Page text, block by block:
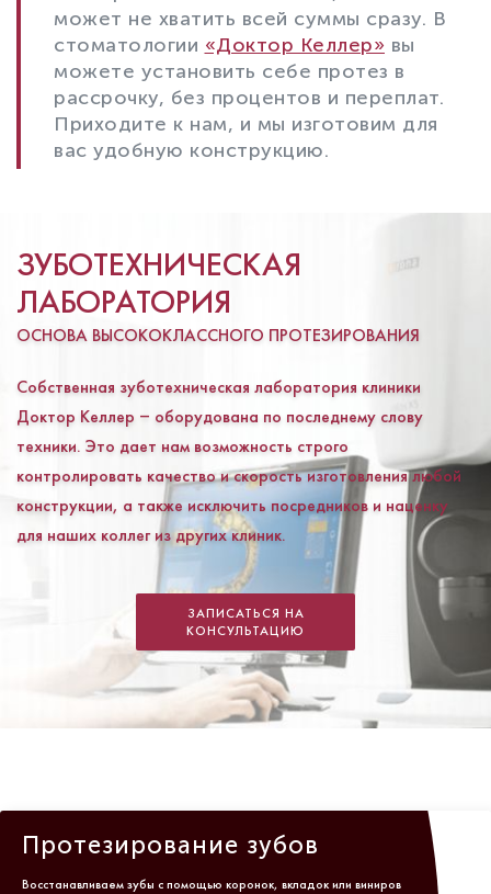
может не хватить всей суммы сразу. В
стоматологии «Доктор Келлер» вы
можете установить себе протез в
рассрочку, без процентов и переплат.
Приходите к нам, и мы изготовим для
вас удобную конструкцию.
ЗУБОТЕХНИЧЕСКАЯ
ЛАБОРАТОРИЯ
ОСНОВА ВЫСОКОКЛАССНОГО ПРОТЕЗИРОВАНИЯ
Собственная зуботехническая лаборатория клиники
Доктор Келлер ‒ оборудована по последнему слову
техники. Это дает нам возможность строго
контролировать качество и скорость изготовления любой
конструкции, а также исключить посредников и наценку
для наших коллег из других клиник.
ЗАПИСАТЬСЯ НА
КОНСУЛЬТАЦИЮ
Протезирование зубов
Восстанавливаем зубы с помощью коронок, вкладок или виниров